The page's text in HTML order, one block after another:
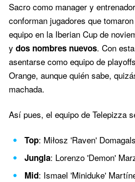
Sacro como manager y
conforman jugadores que
equipo en la Iberian Cup de
y dos nombres nuevos. Con
asentarse como equipo de
Orange, aunque quién sabe,
machada.
Así pues, el equipo de Telepizza
Top: Miłosz 'Raven'
Jungla: Lorenzo 'Demon'
Mid: Ismael 'Miniduke'